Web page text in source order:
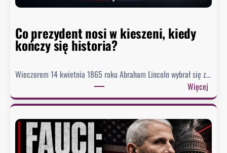
d
n
ę
ł
o
n
a
Co prezydent nosi w kieszeni, kiedy
kończy się historia?
Wieczorem 14 kwietnia 1865 roku Abraham Lincoln wybrał się z…
Więcej:
C
p
e